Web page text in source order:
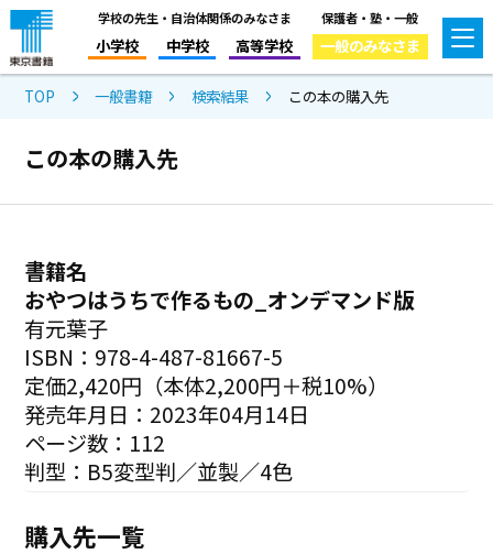
学校の先生・自治体関係のみなさま
小学校 中学校 高等学校
保護者・塾・一般
一般のみなさま
TOP 一般書籍 検索結果 この本の購入先
この本の購入先
書籍名
おやつはうちで作るもの_オンデマンド版
有元葉子
ISBN：978-4-487-81667-5
定価2,420円（本体2,200円＋税10%）
発売年月日：2023年04月14日
ページ数：112
判型：B5変型判／並製／4色
購入先一覧